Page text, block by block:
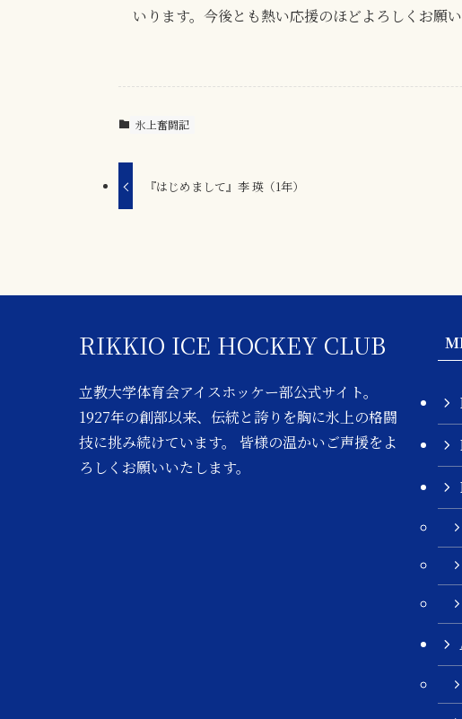
いります。今後とも熱い応援のほどよろしくお願い
氷上奮闘記
『はじめまして』李 瑛（1年）
RIKKIO ICE HOCKEY CLUB
立教大学体育会アイスホッケー部公式サイト。
1927年の創部以来、伝統と誇りを胸に氷上の格闘
技に挑み続けています。 皆様の温かいご声援をよ
ろしくお願いいたします。